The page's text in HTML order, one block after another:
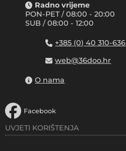
Radno vrijeme
PON-PET / 08:00 - 20:00
SUB / 08:00 - 12:00
+385 (0) 40 310-636
web@36doo.hr
O nama
Facebook
UVJETI KORIŠTENJA